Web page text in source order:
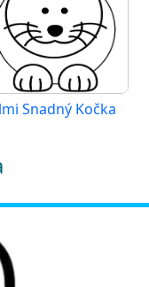
Snadný Kočka